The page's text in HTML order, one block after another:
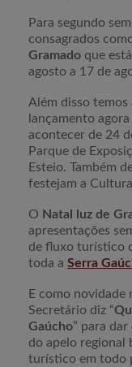
Para segundo
consagrados
Gramado que
agosto a 17 de
Além disso temos
lançamento
acontecer de 24
Parque de
Esteio. Também
festejam a
O Natal luz de
apresentações
de fluxo turístico
toda a Serra
E como novidade
Secretário diz “
Gaúcho” para
do apelo regional
turístico em todo